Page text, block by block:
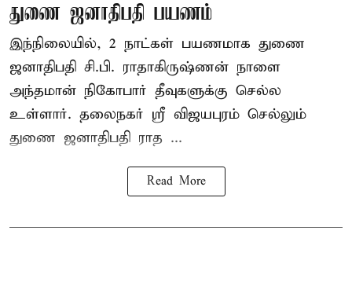
துணை ஜனாதிபதி பயணம்
இந்நிலையில், 2 நாட்கள் பயணமாக துணை
ஜனாதிபதி சி.பி. ராதாகிருஷ்ணன் நாளை
அந்தமான் நிகோபார் தீவுகளுக்கு செல்ல
உள்ளார். தலைநகர் ஸ்ரீ விஜயபுரம் செல்லும்
துணை ஜனாதிபதி ராத ...
Read More